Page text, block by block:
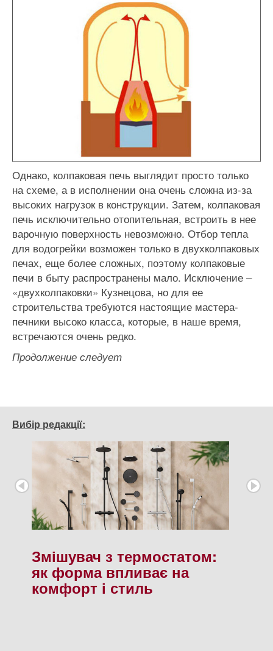
Однако, колпаковая печь выглядит просто только
на схеме, а в исполнении она очень сложна из-за
высоких нагрузок в конструкции. Затем, колпаковая
печь исключительно отопительная, встроить в нее
варочную поверхность невозможно. Отбор тепла
для водогрейки возможен только в двухколпаковых
печах, еще более сложных, поэтому колпаковые
печи в быту распространены мало. Исключение –
«двухколпаковки» Кузнецова, но для ее
строительства требуются настоящие мастера-
печники высоко класса, которые, в наше время,
встречаются очень редко.
Продолжение следует
Вибір редакції:
Змішувач з термостатом:
як форма впливає на
комфорт і стиль